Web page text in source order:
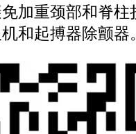
加重颈部和脊柱
和起搏器除颤